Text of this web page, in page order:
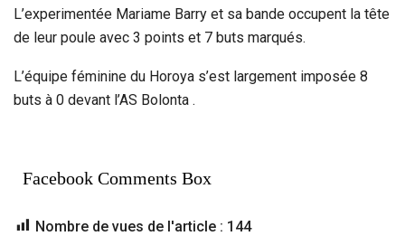
L’experimentée Mariame Barry et sa bande occupent la tête
de leur poule avec 3 points et 7 buts marqués.
L’équipe féminine du Horoya s’est largement imposée 8
buts à 0 devant l’AS Bolonta .
Facebook Comments Box
Nombre de vues de l'article : 144